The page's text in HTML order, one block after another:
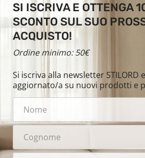
SI ISCRIVA E OTTENGA
SCONTO SUL SUO
ACQUISTO!
Ordine minimo: 50€
Si iscriva alla newsletter STILORD
aggiornato/a su nuovi prodotti e